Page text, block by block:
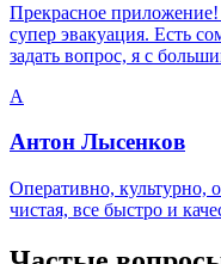
Прекрасное
супер эвакуация. Есть
задать вопрос, я с
А
Антон Лысенков
Оперативно, культурно,
чистая, все быстро и